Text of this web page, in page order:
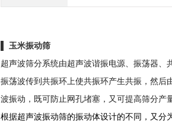
▌ 玉米振动筛
超声波筛分系统由超声波谐振电源、振荡器
振荡波传到共振环上使共振环产生共振，然
波振动，既可防止网孔堵塞，又可提高筛分产
根据超声波振动筛的振动体设计的不同，又分